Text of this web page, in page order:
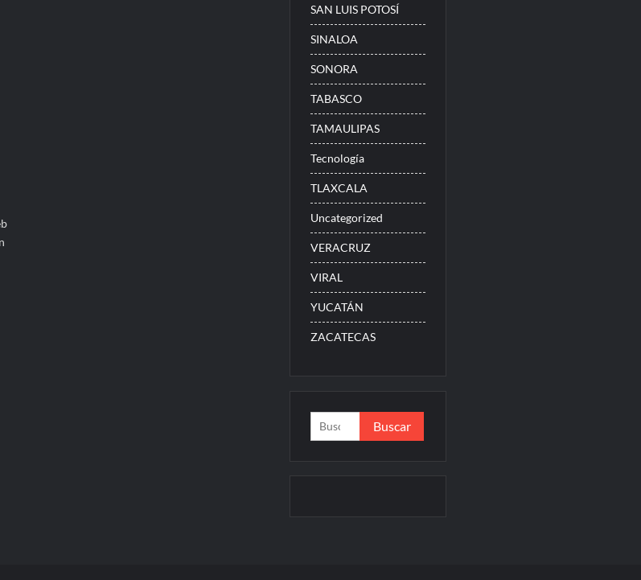
SAN LUIS POTOSÍ
SINALOA
SONORA
TABASCO
TAMAULIPAS
Tecnología
TLAXCALA
Uncategorized
VERACRUZ
VIRAL
YUCATÁN
ZACATECAS
Buscar: